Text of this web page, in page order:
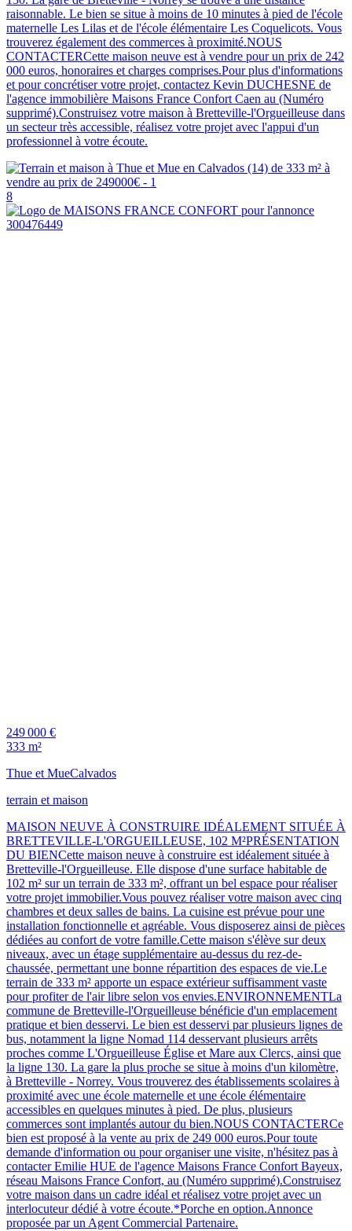
raisonnable. Le bien se situe à moins de 10 minutes à pied de l'école
maternelle Les Lilas et de l'école élémentaire Les Coquelicots. Vous
trouverez également des commerces à proximité.NOUS
CONTACTERCette maison neuve est à vendre pour un prix de 242
000 euros, honoraires et charges comprises.Pour plus d'informations
et pour concrétiser votre projet, contactez Kevin DUCHESNE de
l'agence immobilière Maisons France Confort Caen au (Numéro
supprimé).Construisez votre maison à Bretteville-l'Orgueilleuse dans
un secteur très accessible, réalisez votre projet avec l'appui d'un
professionnel à votre écoute.
8
249 000 €
333 m²
Thue et MueCalvados
terrain et maison
MAISON NEUVE À CONSTRUIRE IDÉALEMENT SITUÉE À
BRETTEVILLE-L'ORGUEILLEUSE, 102 M²PRÉSENTATION
DU BIENCette maison neuve à construire est idéalement située à
Bretteville-l'Orgueilleuse. Elle dispose d'une surface habitable de
102 m² sur un terrain de 333 m², offrant un bel espace pour réaliser
votre projet immobilier.Vous pouvez réaliser votre maison avec cinq
chambres et deux salles de bains. La cuisine est prévue pour une
installation fonctionnelle et agréable. Vous disposerez ainsi de pièces
dédiées au confort de votre famille.Cette maison s'élève sur deux
niveaux, avec un étage supplémentaire au-dessus du rez-de-
chaussée, permettant une bonne répartition des espaces de vie.Le
terrain de 333 m² apporte un espace extérieur suffisamment vaste
pour profiter de l'air libre selon vos envies.ENVIRONNEMENTLa
commune de Bretteville-l'Orgueilleuse bénéficie d'un emplacement
pratique et bien desservi. Le bien est desservi par plusieurs lignes de
bus, notamment la ligne Nomad 114 desservant plusieurs arrêts
proches comme L'Orgueilleuse Église et Mare aux Clercs, ainsi que
la ligne 130. La gare la plus proche se situe à moins d'un kilomètre,
à Bretteville - Norrey. Vous trouverez des établissements scolaires à
proximité avec une école maternelle et une école élémentaire
accessibles en quelques minutes à pied. De plus, plusieurs
commerces sont implantés autour du bien.NOUS CONTACTERCe
bien est proposé à la vente au prix de 249 000 euros.Pour toute
demande d'information ou pour organiser une visite, n'hésitez pas à
contacter Emilie HUE de l'agence Maisons France Confort Bayeux,
réseau Maisons France Confort, au (Numéro supprimé).Construisez
votre maison dans un cadre idéal et réalisez votre projet avec un
interlocuteur dédié à votre écoute.*Porche en option.Annonce
proposée par un Agent Commercial Partenaire.